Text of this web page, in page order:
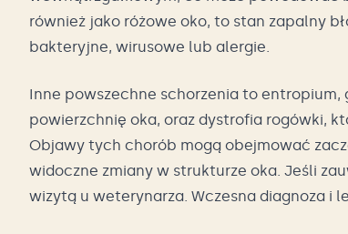
również jako różowe oko, to stan zapalny
bakteryjne, wirusowe lub alergie.
Inne powszechne schorzenia to
powierzchnię oka, oraz dystrofia rogówki,
Objawy tych chorób mogą obejmować
widoczne zmiany w strukturze oka. Jeśli
wizytą u weterynarza. Wczesna diagnoza i